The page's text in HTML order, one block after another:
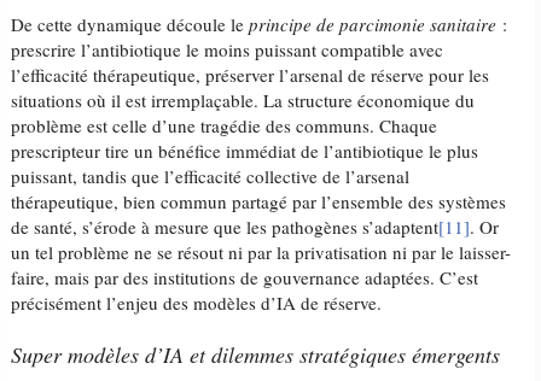
De cette dynamique découle leprincipe de parcimonie sanitaire :
prescrire l’antibiotique le moins puissant compatible avec
l’efficacité thérapeutique, préserver l’arsenal de réserve pour les
situations où il est irremplaçable. La structure économique du
problème est celle d’une tragédie des communs. Chaque
prescripteur tire un bénéfice immédiat de l’antibiotique le plus
puissant, tandis que l’efficacité collective de l’arsenal
thérapeutique, bien commun partagé par l’ensemble des systèmes
de santé, s’érode à mesure que les pathogènes s’adaptent[11]. Or
un tel problème ne se résout ni par la privatisation ni par le laisser-
faire, mais par des institutions de gouvernance adaptées. C’est
précisément l’enjeu des modèles d’IA de réserve.
Super modèles d’IA et dilemmes stratégiques émergents